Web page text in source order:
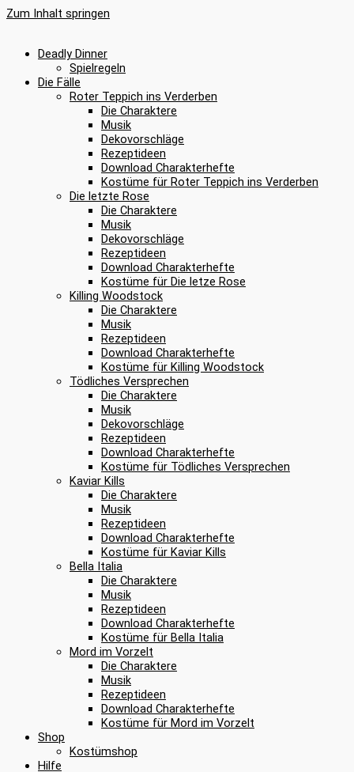
Zum Inhalt springen
Deadly Dinner
Spielregeln
Die Fälle
Roter Teppich ins Verderben
Die Charaktere
Musik
Dekovorschläge
Rezeptideen
Download Charakterhefte
Kostüme für Roter Teppich ins Verderben
Die letzte Rose
Die Charaktere
Musik
Dekovorschläge
Rezeptideen
Download Charakterhefte
Kostüme für Die letze Rose
Killing Woodstock
Die Charaktere
Musik
Rezeptideen
Download Charakterhefte
Kostüme für Killing Woodstock
Tödliches Versprechen
Die Charaktere
Musik
Dekovorschläge
Rezeptideen
Download Charakterhefte
Kostüme für Tödliches Versprechen
Kaviar Kills
Die Charaktere
Musik
Rezeptideen
Download Charakterhefte
Kostüme für Kaviar Kills
Bella Italia
Die Charaktere
Musik
Rezeptideen
Download Charakterhefte
Kostüme für Bella Italia
Mord im Vorzelt
Die Charaktere
Musik
Rezeptideen
Download Charakterhefte
Kostüme für Mord im Vorzelt
Shop
Kostümshop
Hilfe